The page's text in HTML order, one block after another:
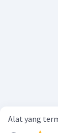
Alat yang